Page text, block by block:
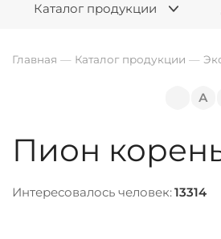
Каталог продукции
Главная — Каталог продукции —
А
Пион
Интересовалось человек:13314